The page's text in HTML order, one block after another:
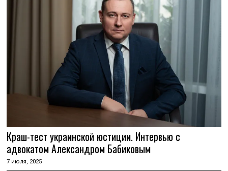
Краш-тест украинской юстиции. Интервью с
адвокатом Александром Бабиковым
7 июля, 2025